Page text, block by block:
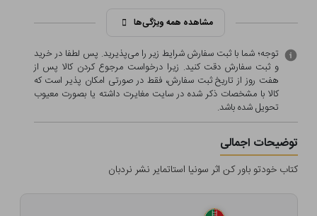
مشاهده همه ویژگی‌ها
توجه؛ شما با ثبت سفارش شرایط زیر را می‌پذیرید. پس لطفا در خرید
و ثبت سفارش دقت کنید. زیرا درخواست مرجوع کردن کالا پس از
هفت روز از تاریخ ثبت سفارش، فقط در صورتی امکان پذیر است که
کالا با مشخصات ذکر شده در سایت مغایرت داشته یا بصورت معيوب
تحویل شده باشد.
توضیحات اجمالی
کتاب خودتو باور کن اثر سونیا استاتمایر نشر نردبان